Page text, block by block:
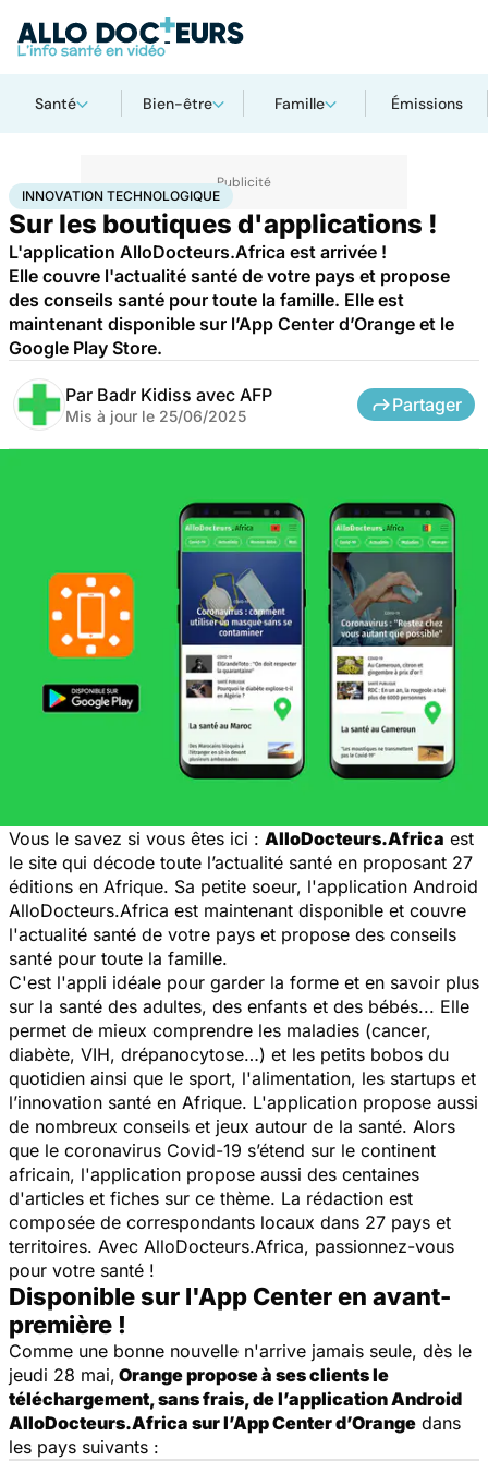
Santé Bien-être Famille Émissions
AccueilSantéSociétéInnovation technologique
INNOVATION TECHNOLOGIQUE
Sur les boutiques d'applications !
L'application AlloDocteurs.Africa est arrivée !
Elle couvre l'actualité santé de votre pays et propose
des conseils santé pour toute la famille. Elle est
maintenant disponible sur l’App Center d’Orange et le
Google Play Store.
Par Badr Kidiss avec AFP
Mis à jour le 25/06/2025
Partager
Vous le savez si vous êtes ici : AlloDocteurs.Africa est
le site qui décode toute l’actualité santé en proposant 27
éditions en Afrique. Sa petite soeur, l'application Android
AlloDocteurs.Africa est maintenant disponible et couvre
l'actualité santé de votre pays et propose des conseils
santé pour toute la famille.
C'est l'appli idéale pour garder la forme et en savoir plus
sur la santé des adultes, des enfants et des bébés... Elle
permet de mieux comprendre les maladies (cancer,
diabète, VIH, drépanocytose…) et les petits bobos du
quotidien ainsi que le sport, l'alimentation, les startups et
l’innovation santé en Afrique. L'application propose aussi
de nombreux conseils et jeux autour de la santé. Alors
que le coronavirus Covid-19 s’étend sur le continent
africain, l'application propose aussi des centaines
d'articles et fiches sur ce thème. La rédaction est
composée de correspondants locaux dans 27 pays et
territoires. Avec AlloDocteurs.Africa, passionnez-vous
pour votre santé !
Disponible sur l'App Center en avant-
première !
Comme une bonne nouvelle n'arrive jamais seule, dès le
jeudi 28 mai, Orange propose à ses clients le
téléchargement, sans frais, de l’application Android
AlloDocteurs.Africa sur l’App Center d’Orange dans
les pays suivants :